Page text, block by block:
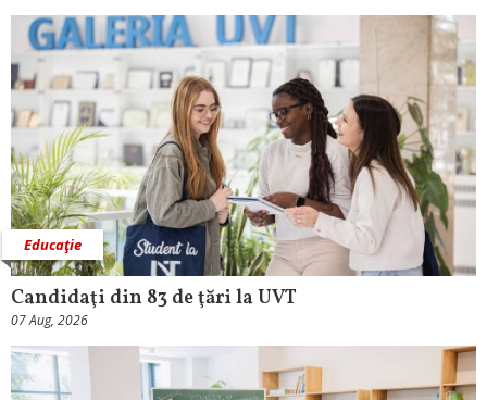
Educaţie
Candidaţi din 83 de ţări la UVT
07 Aug, 2026